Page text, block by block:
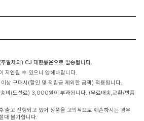
말제외) CJ 대한통운으로 발송됩니다.
지연될 수 있으니 양해바랍니다.
상 구매시(할인 및 적립금 제외한 금액) 적용됩니다.
비(도선료) 3,000원이 부과됩니다. (무료배송,교환/반품
출고 진행되고 있어 상품을 고의적으로 훼손하시는 경우
대 불가합니다.